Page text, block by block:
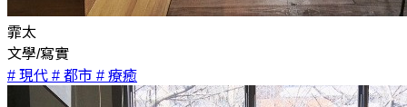
霏太
文學/寫實
# 現代 # 都市 # 療癒